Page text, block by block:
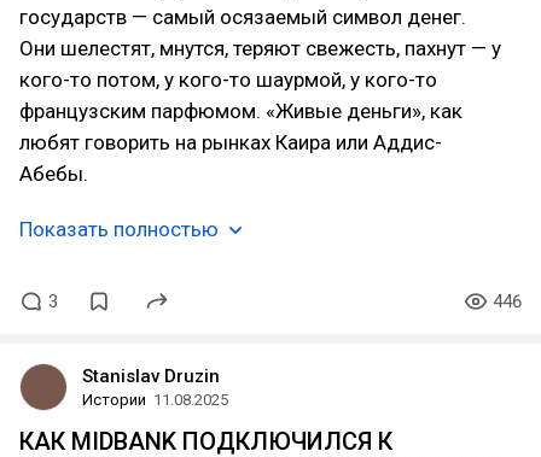
государств — самый осязаемый символ денег.
Они шелестят, мнутся, теряют свежесть, пахнут — у
кого-то потом, у кого-то шаурмой, у кого-то
французским парфюмом. «Живые деньги», как
любят говорить на рынках Каира или Аддис-
Абебы.
Показать полностью
3 446
Stanislav Druzin
Истории 11.08.2025
КАК MIDBANK ПОДКЛЮЧИЛСЯ К